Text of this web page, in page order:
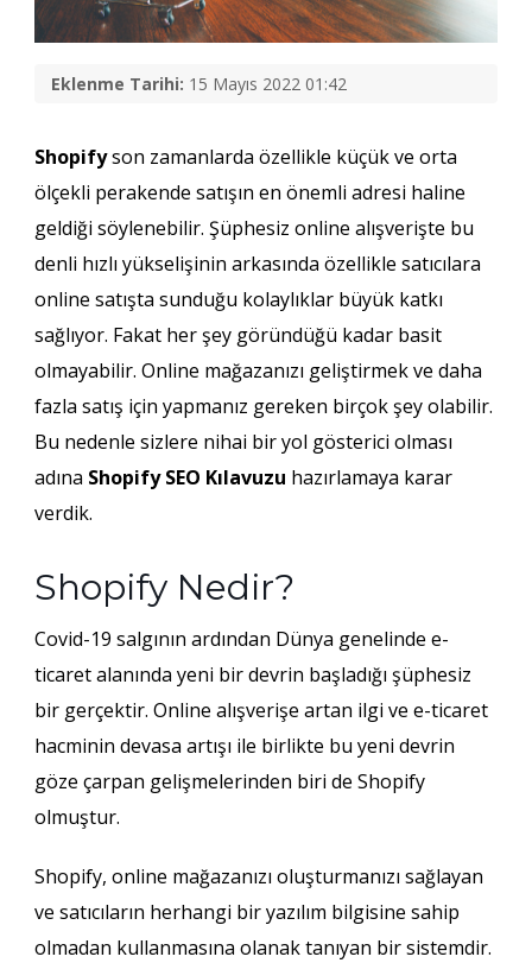
Eklenme Tarihi: 15 Mayıs 2022 01:42
Shopifyson zamanlarda özellikle küçük ve orta
ölçekli perakende satışın en önemli adresi haline
geldiği söylenebilir. Şüphesiz online alışverişte bu
denli hızlı yükselişinin arkasında özellikle satıcılara
online satışta sunduğu kolaylıklar büyük katkı
sağlıyor. Fakat her şey göründüğü kadar basit
olmayabilir. Online mağazanızı geliştirmek ve daha
fazla satış için yapmanız gereken birçok şey olabilir.
Bu nedenle sizlere nihai bir yol gösterici olması
adına Shopify SEO Kılavuzu hazırlamaya karar
verdik.
Shopify Nedir?
Covid-19 salgının ardından Dünya genelinde e-
ticaret alanında yeni bir devrin başladığı şüphesiz
bir gerçektir. Online alışverişe artan ilgi ve e-ticaret
hacminin devasa artışı ile birlikte bu yeni devrin
göze çarpan gelişmelerinden biri de Shopify
olmuştur.
Shopify, online mağazanızı oluşturmanızı sağlayan
ve satıcıların herhangi bir yazılım bilgisine sahip
olmadan kullanmasına olanak tanıyan bir sistemdir.